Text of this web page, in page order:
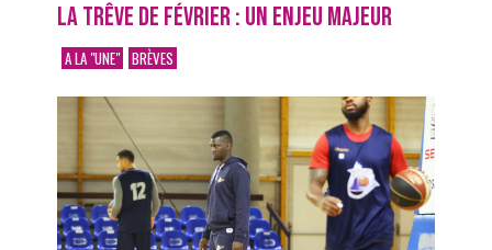
LA TRÊVE DE FÉVRIER : UN ENJEU MAJEUR
A LA "UNE" BRÈVES